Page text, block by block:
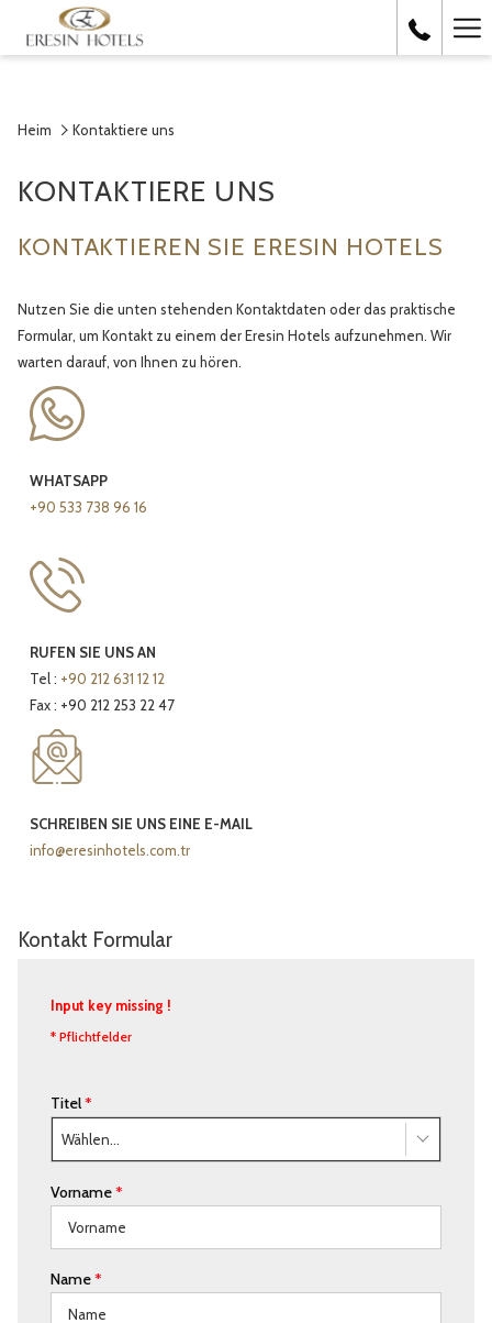
Heim Kontaktiere uns
KONTAKTIERE UNS
KONTAKTIEREN SIE ERESIN HOTELS
Nutzen Sie die unten stehenden Kontaktdaten oder das praktische
Formular, um Kontakt zu einem der Eresin Hotels aufzunehmen. Wir
warten darauf, von Ihnen zu hören.
WHATSAPP
+90 533 738 96 16
RUFEN SIE UNS AN
Tel : +90 212 631 12 12
Fax : +90 212 253 22 47
SCHREIBEN SIE UNS EINE E-MAIL
info@eresinhotels.com.tr
Kontakt Formular
Input key missing !
* Pflichtfelder
Titel*
Wählen...
Vorname*
Name*